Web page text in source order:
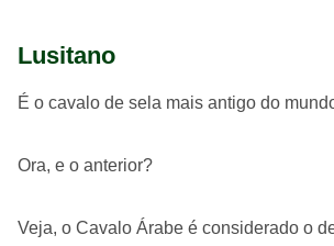
Lusitano
É o cavalo de sela mais antigo do
Ora, e o anterior?
Veja, o Cavalo Árabe é considerado o